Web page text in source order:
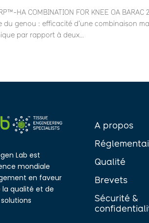
HA COMBINATION FOR KNEE OA
du genou : efficacité d’une combinaison
par rapport à deux...
Lab est
mondiale
en faveur
la qualité et de
A propos
Qualité
Brevets
Sécurité &